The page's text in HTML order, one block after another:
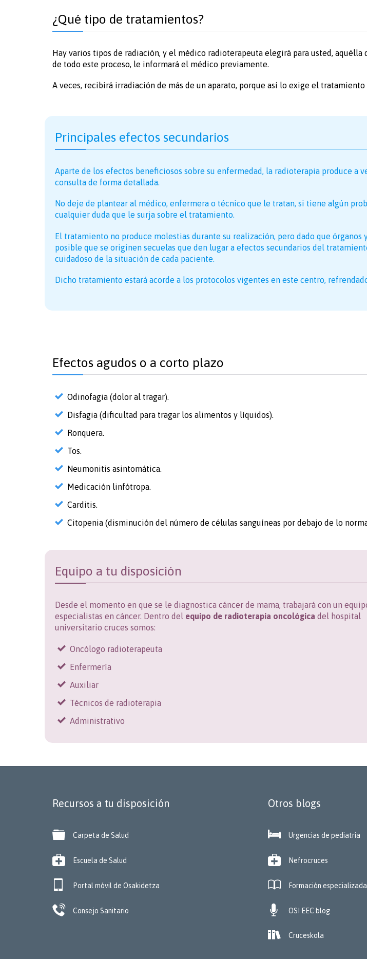
¿Qué tipo de tratamientos?
Hay varios tipos de radiación, y el médico radioterapeuta elegirá para usted,
de todo este proceso, le informará el médico previamente.
A veces, recibirá irradiación de más de un aparato, porque así lo exige el tratamiento
Principales efectos secundarios
Aparte de los efectos beneficiosos sobre su enfermedad, la radioterapia produce a
consulta de forma detallada.
No deje de plantear al médico, enfermera o técnico que le tratan, si tiene algún
cualquier duda que le surja sobre el tratamiento.
El tratamiento no produce molestias durante su realización, pero dado que
posible que se originen secuelas que den lugar a efectos secundarios del
cuidadoso de la situación de cada paciente.
Dicho tratamiento estará acorde a los protocolos vigentes en este centro,
Efectos agudos o a corto plazo
Odinofagia (dolor al tragar).
Disfagia (dificultad para tragar los alimentos y líquidos).
Ronquera.
Tos.
Neumonitis asintomática.
Medicación linfótropa.
Carditis.
Citopenia (disminución del número de células sanguíneas por debajo de lo
Equipo a tu disposición
Desde el momento en que se le diagnostica cáncer de mama, trabajará con un
especialistas en cáncer. Dentro del equipo de radioterapia oncológica del hospital
universitario cruces somos:
Oncólogo radioterapeuta
Enfermería
Auxiliar
Técnicos de radioterapia
Administrativo
Recursos a tu disposición
 Carpeta de Salud
 Escuela de Salud
 Portal móvil de Osakidetza
 Consejo Sanitario
Otros blogs
 Urgencias de pediatría
 Nefrocruces
 Formación especializada
 OSI EEC blog
 Cruceskola